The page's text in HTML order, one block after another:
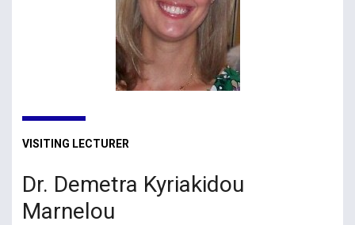
VISITING LECTURER
Dr. Demetra Kyriakidou
Marnelou